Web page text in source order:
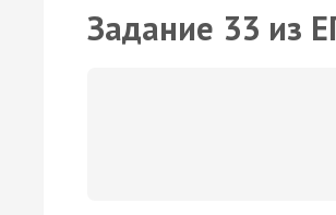
Задание 33 из